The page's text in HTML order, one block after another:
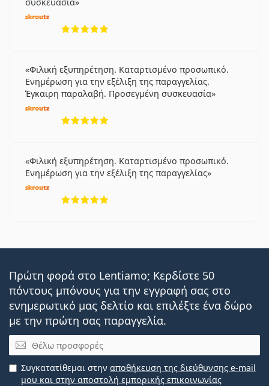
συσκευασία
Φιλική εξυπηρέτηση. Καταρτισμένο προσωπικό.
Ενημέρωση για την εξέλιξη της παραγγελίας.
Έγκαιρη παραλαβή. Προσεγμένη συσκευασία
Φιλική εξυπηρέτηση. Καταρτισμένο προσωπικό.
Ενημέρωση για την εξέλιξη της παραγγελίας
Πρώτη φορά στο Lentiamo; Κερδίστε 50
πόντους μπόνους για την εγγραφή σας στο
ενημερωτικό μας δελτίο και επιλέξτε ένα δώρο
με την πρώτη σας παραγγελία.
Email
Συγκατατίθεμαι στην αποθήκευση της διεύθυνσης e-mail
μου και στην αποστολή εμπορικής επικοινωνίας